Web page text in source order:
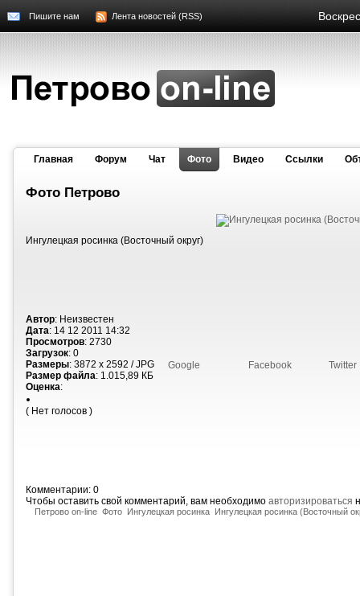
Пишите нам Лента новостей (RSS)
Главная Форум Чат Фото Видео Cсылки
Фото Петрово
Ингулецкая росинка (Восточный округ)
Автор: Неизвестен
Дата: 14 12 2011 14:32
Просмотров: 2730
Загрузок: 0
Размеры: 3872 x 2592 / JPG
Размер файла: 1.015,89 КБ
Оценка:
( Нет голосов )
Google Facebook Twitter
Комментарии: 0
Чтобы оставить свой комментарий, вам необходимо авторизироваться
Петрово on-line Фото Ингулецкая росинка Ингулецкая росинка (Восточный